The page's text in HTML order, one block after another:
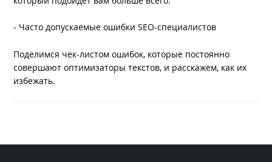
- Часто допускаемые ошибки SEO-специалистов
Поделимся чек-листом ошибок, которые постоянно
совершают оптимизаторы текстов, и расскажем, как их
избежать.